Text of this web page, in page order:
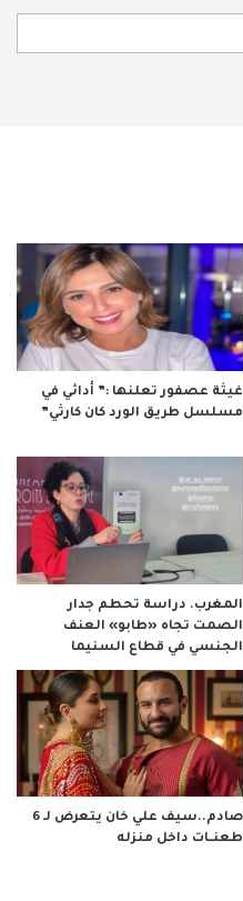
غيثة عصفور تعلنها :” أدائي في
مسلسل طريق الورد كان كارثي”
المغرب. دراسة تحطم جدار
الصمت تجاه «طابو» العنف
الجنسي في قطاع السنيما
صادم..سيف علي خان يتعرض لـ 6
طعنــات داخل منزله